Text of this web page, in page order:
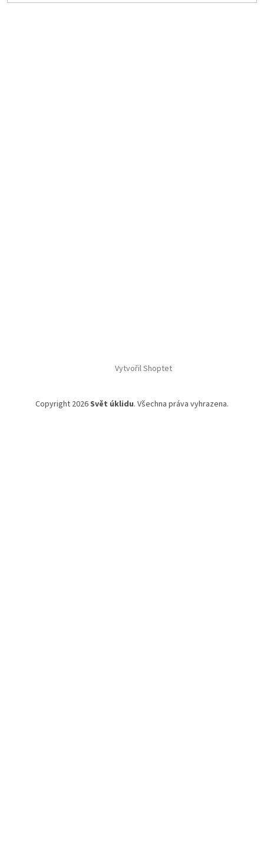
Vytvořil Shoptet
Copyright 2026Svět úklidu. Všechna práva vyhrazena.